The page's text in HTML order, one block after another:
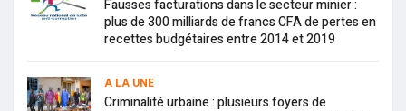
Fausses facturations dans le secteur minier :
plus de 300 milliards de francs CFA de pertes en
recettes budgétaires entre 2014 et 2019
A LA UNE
Criminalité urbaine : plusieurs foyers de